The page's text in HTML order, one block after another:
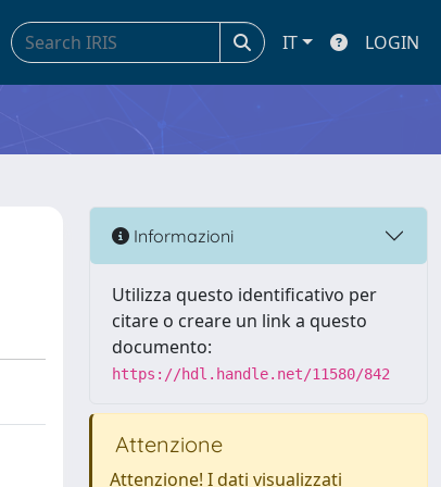
IT LOGIN
Informazioni
Utilizza questo identificativo per
citare o creare un link a questo
documento:
https://hdl.handle.net/11580/842
Attenzione
Attenzione! I dati visualizzati